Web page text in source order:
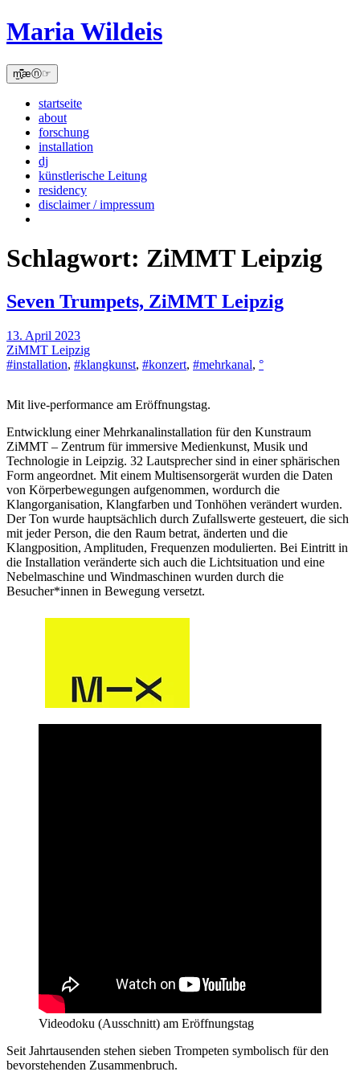
Skip
to
Maria Wildeis
m̫̻͆͊æⓝ☞
startseite
about
forschung
installation
dj
künstlerische Leitung
residency
disclaimer / impressum
Schlagwort: ZiMMT Leipzig
Seven Trumpets, ZiMMT Leipzig
13. April 2023
ZiMMT Leipzig
#installation, #klangkunst, #konzert, #mehrkanal, °
Mit live-performance am Eröffnungstag.
Entwicklung einer Mehrkanalinstallation für den Kunstraum
ZiMMT – Zentrum für immersive Medienkunst, Musik und
Technologie in Leipzig. 32 Lautsprecher sind in einer sphärischen
Form angeordnet. Mit einem Multisensorgerät wurden die Daten
von Körperbewegungen aufgenommen, wordurch die
Klangorganisation, Klangfarben und Tonhöhen verändert wurden.
Der Ton wurde hauptsächlich durch Zufallswerte gesteuert, die sich
mit jeder Person, die den Raum betrat, änderten und die
Klangposition, Amplituden, Frequenzen modulierten. Bei Eintritt in
die Installation veränderte sich auch die Lichtsituation und eine
Nebelmaschine und Windmaschinen wurden durch die
Besucher*innen in Bewegung versetzt.
Videodoku (Ausschnitt) am Eröffnungstag
Seit Jahrtausenden stehen sieben Trompeten symbolisch für den
bevorstehenden Zusammenbruch.